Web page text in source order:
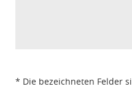
* Die bezeichneten Felder